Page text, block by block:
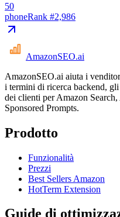
50
phoneRank #2,986
AmazonSEO.ai
AmazonSEO.ai aiuta i
i termini di ricerca backend,
dei clienti per Amazon
Sponsored Prompts.
Prodotto
Funzionalità
Prezzi
Best Sellers Amazon
HotTerm Extension
Guide di